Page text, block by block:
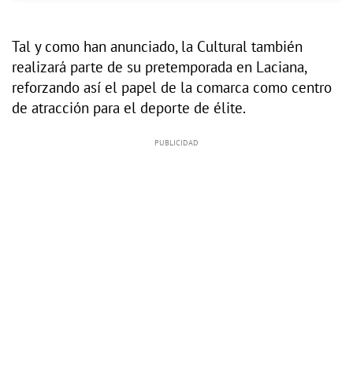
Tal y como han anunciado, la Cultural también
realizará parte de su pretemporada en Laciana,
reforzando así el papel de la comarca como centro
de atracción para el deporte de élite.